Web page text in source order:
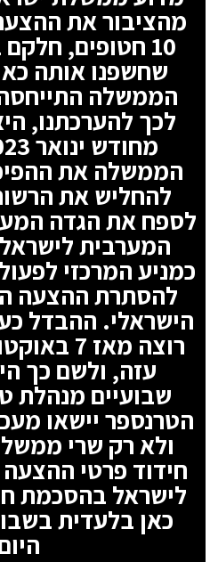
מהציבור את
10 חטופים,
שחשפנו אותה
הממשלה
לכך להערכתנו,
הממשלה את
להחליש את
לספח את הגדה
המערבית
כמניע המרכזי
להסתרת ההצעה
הישראלי. ההבדל
רוצה
עזה, ולשם כך
שבועיים מנהלת
הטרנספר יישאו
ולא רק שרי
חידוד פרטי
לישראל בהסכמת
כאן בלעדית